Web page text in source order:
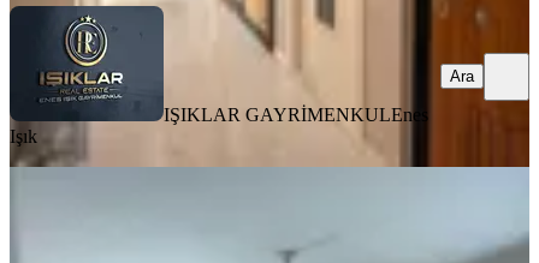
IŞIKLAR GAYRİMENKULEnes
Işık
Ara
Yeşilyurt, Zaviye Mahallesi